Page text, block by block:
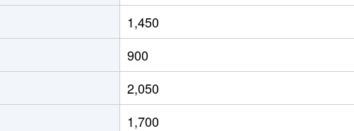
福知山 徒歩1分 310m² 270m²
福知山 徒歩45分 90m² 65m²
石原(京都) 徒歩45分 160m² 95m²
石原(京都) 徒歩15分 100m² 100m²
1,450
900
2,050
1,700